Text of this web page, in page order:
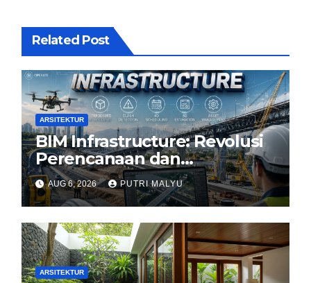
Related Post
ARSITEKTUR
BIM Infrastructure: Revolusi
Perencanaan dan
Pengelolaan Infrastruktur
AUG 6, 2026 PUTRI MALYU
ARSITEKTUR